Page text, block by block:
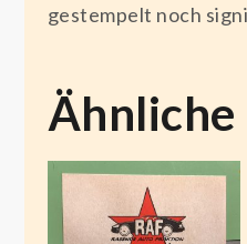
gestempelt noch